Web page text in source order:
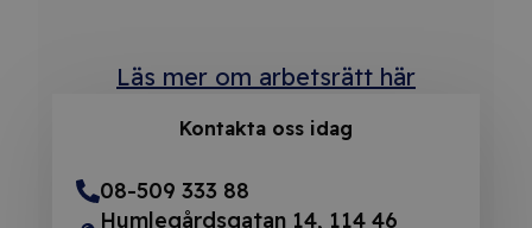
Läs mer om arbetsrätt här
Kontakta oss idag
08-509 333 88
Humlegårdsgatan 14, 114 46